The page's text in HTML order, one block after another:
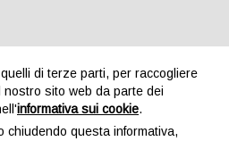
kit airbag
Kit airbag – Fiat
di terze parti, per raccogliere
nostro sito web da parte dei
informativa sui cookie.
chiudendo questa informativa,